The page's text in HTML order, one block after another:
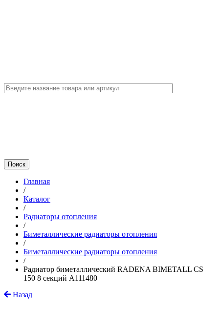
Главная
/
Каталог
/
Радиаторы отопления
/
Биметаллические радиаторы отопления
/
Биметаллические радиаторы отопления
/
Радиатор биметаллический RADENA BIMETALL CS
150 8 секций A111480
Назад